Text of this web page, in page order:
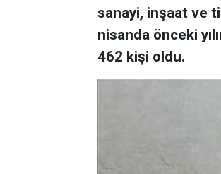
sanayi, inşaat ve
nisanda önceki
462 kişi oldu.